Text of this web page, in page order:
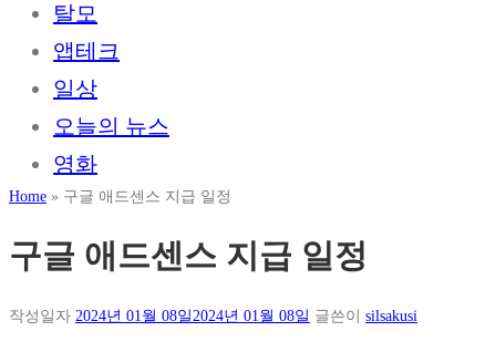
탈모
앱테크
일상
오늘의 뉴스
영화
Home » 구글 애드센스 지급 일정
구글 애드센스 지급 일정
작성일자 2024년 01월 08일2024년 01월 08일 글쓴이 silsakusi